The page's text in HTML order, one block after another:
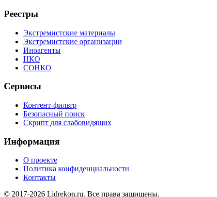
Реестры
Экстремистские материалы
Экстремистские организации
Иноагенты
НКО
СОНКО
Сервисы
Контент-фильтр
Безопасный поиск
Скрипт для слабовидящих
Информация
О проекте
Политика конфиденциальности
Контакты
© 2017-2026 Lidrekon.ru. Все права защищены.